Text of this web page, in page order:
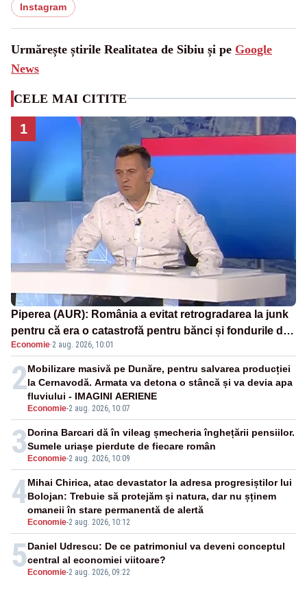
Instagram
Urmărește știrile Realitatea de Sibiu și pe Google
News
CELE MAI CITITE
1
Piperea (AUR): România a evitat retrogradarea la junk
pentru că era o catastrofă pentru bănci și fondurile de
pensii
Economie·2 aug. 2026, 10:01
2
Economie-2 aug. 2026, 10:07
Mobilizare masivă pe Dunăre, pentru salvarea producției
la Cernavodă. Armata va detona o stâncă și va devia apa
fluviului - IMAGINI AERIENE
3 Economie-2 aug. 2026, 10:09
Dorina Barcari dă în vileag șmecheria înghețării pensiilor.
Sumele uriașe pierdute de fiecare român
4
Economie-2 aug. 2026, 10:12
Mihai Chirica, atac devastator la adresa progresiștilor lui
Bolojan: Trebuie să protejăm și natura, dar nu șținem
omaneii în stare permanentă de alertă
5 Economie-2 aug. 2026, 09:22
Daniel Udrescu: De ce patrimoniul va deveni conceptul
central al economiei viitoare?